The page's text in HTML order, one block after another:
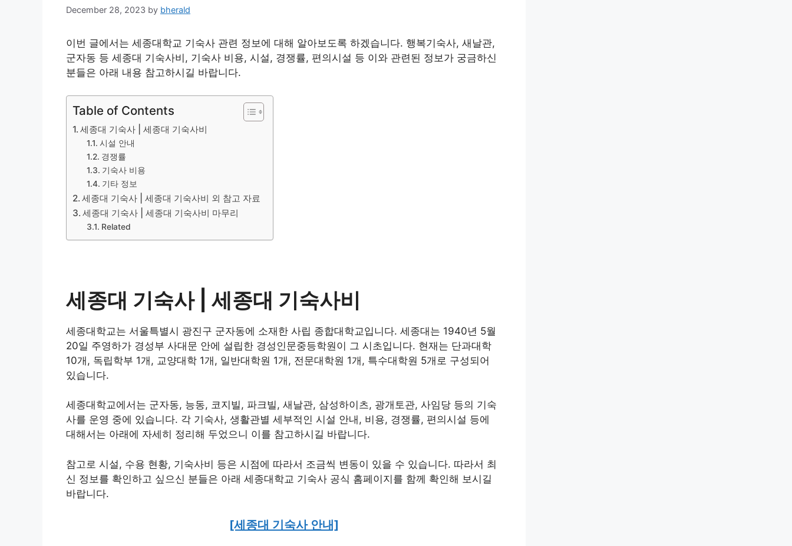
December 28, 2023 by bherald
이번 글에서는 세종대학교 기숙사 관련 정보에 대해 알아보도록 하겠습니다. 행복기숙사, 새날관,
군자동 등 세종대 기숙사비, 기숙사 비용, 시설, 경쟁률, 편의시설 등 이와 관련된 정보가 궁금하신
분들은 아래 내용 참고하시길 바랍니다.
Table of Contents
세종대 기숙사 | 세종대 기숙사비
시설 안내
경쟁률
기숙사 비용
기타 정보
세종대 기숙사 | 세종대 기숙사비 외 참고 자료
세종대 기숙사 | 세종대 기숙사비 마무리
Related
세종대 기숙사 | 세종대 기숙사비
세종대학교는 서울특별시 광진구 군자동에 소재한 사립 종합대학교입니다. 세종대는 1940년 5월
20일 주영하가 경성부 사대문 안에 설립한 경성인문중등학원이 그 시초입니다. 현재는 단과대학
10개, 독립학부 1개, 교양대학 1개, 일반대학원 1개, 전문대학원 1개, 특수대학원 5개로 구성되어
있습니다.
세종대학교에서는 군자동, 능동, 코지빌, 파크빌, 새날관, 삼성하이츠, 광개토관, 사임당 등의 기숙
사를 운영 중에 있습니다. 각 기숙사, 생활관별 세부적인 시설 안내, 비용, 경쟁률, 편의시설 등에
대해서는 아래에 자세히 정리해 두었으니 이를 참고하시길 바랍니다.
참고로 시설, 수용 현황, 기숙사비 등은 시점에 따라서 조금씩 변동이 있을 수 있습니다. 따라서 최
신 정보를 확인하고 싶으신 분들은 아래 세종대학교 기숙사 공식 홈페이지를 함께 확인해 보시길
바랍니다.
[세종대 기숙사 안내]